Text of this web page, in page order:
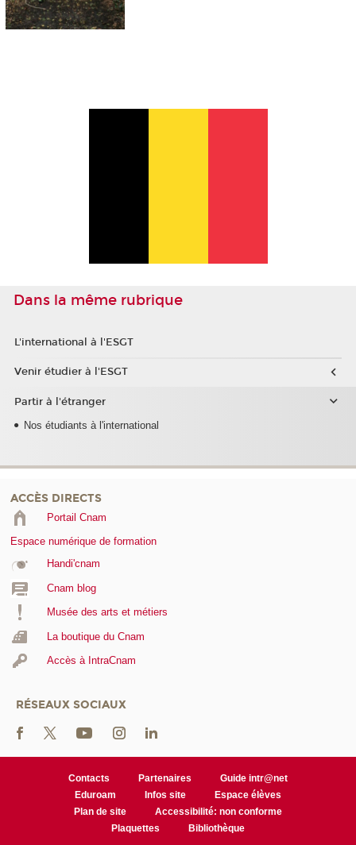
Dans la même rubrique
L'international à l'ESGT
Venir étudier à l'ESGT
Partir à l'étranger
Nos étudiants à l'international
ACCÈS DIRECTS
Portail Cnam
Espace numérique de formation
Handi'cnam
Cnam blog
Musée des arts et métiers
La boutique du Cnam
Accès à IntraCnam
RÉSEAUX SOCIAUX
Contacts Partenaires
Guide intr@net
Eduroam
Infos site
Espace élèves
Plan de site
Accessibilité: non conforme
Plaquettes
Bibliothèque